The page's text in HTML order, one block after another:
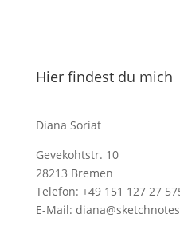
Hier findest du mich
Diana Soriat
Gevekohtstr. 10
28213 Bremen
Telefon: +49 151 127 27
E-Mail: